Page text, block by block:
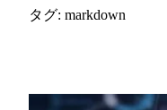
タグ: markdown